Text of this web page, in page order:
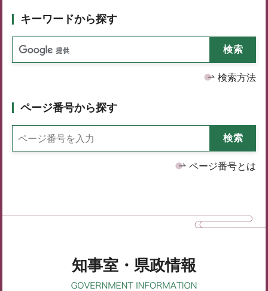
キーワードから探す
検索方法
ページ番号から探す
ページ番号とは
知事室・県政情報